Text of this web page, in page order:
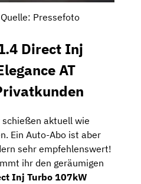
Pressefoto
Direct Inj
AT
aktuell wie
Ein Auto-Abo ist aber
sehr empfehlenswert!
ihr den geräumigen
Inj Turbo 107kW